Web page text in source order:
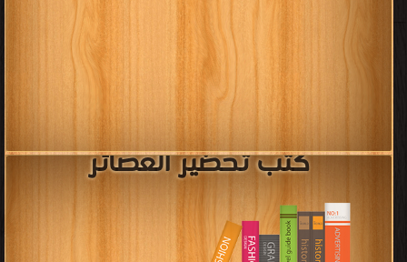
كتب تحضير العصائر